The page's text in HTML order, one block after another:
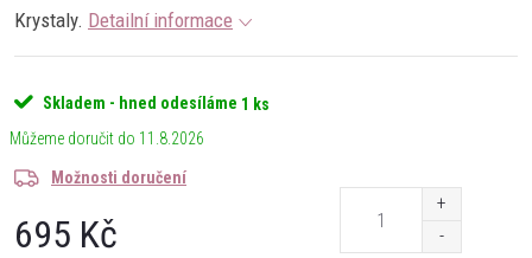
Krystaly. Detailní informace
Skladem - hned odesíláme 1 ks
11.8.2026
Možnosti doručení
695 Kč